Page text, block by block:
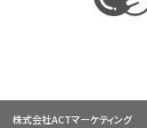
株式会社ACTマーケティング